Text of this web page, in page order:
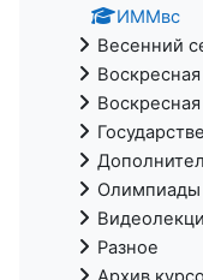
ИММвс
Весенний
Олимпиады
Разное